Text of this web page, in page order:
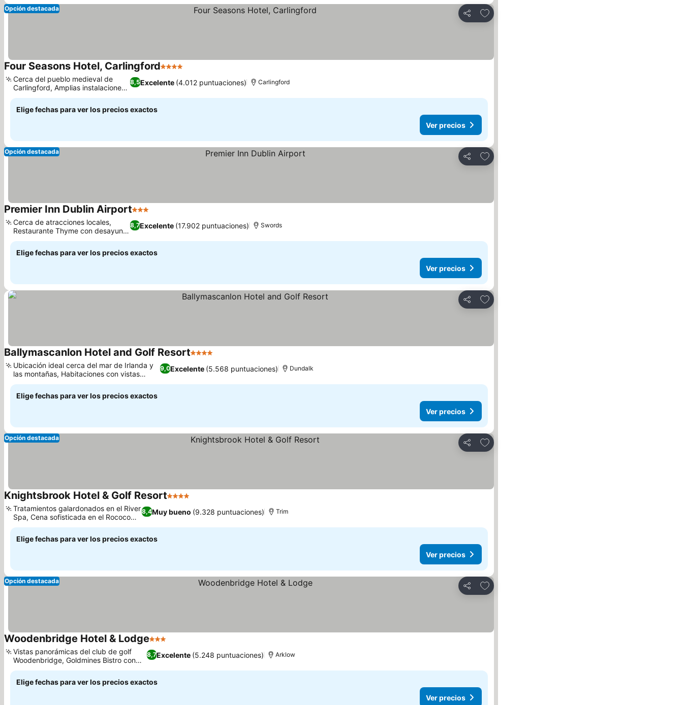
Compartir
Agregar a favoritos
Opción destacada
Four Seasons Hotel, Carlingford4 Estrellas
8,5Excelente (4.012 puntuaciones)
Cerca del pueblo medieval de
Carlingford, Amplias instalaciones
de ocio
Carlingford
Elige fechas para ver los precios exactos
Ver precios
Compartir
Agregar a favoritos
Opción destacada
Premier Inn Dublin Airport3 Estrellas
8,7Excelente (17.902 puntuaciones)
Cerca de atracciones locales,
Restaurante Thyme con desayuno
ilimitado
Swords
Elige fechas para ver los precios exactos
Ver precios
Compartir
Agregar a favoritos
Ballymascanlon Hotel and Golf Resort4 Estrellas
9,0Excelente (5.568 puntuaciones)
Ubicación ideal cerca del mar de Irlanda y
las montañas, Habitaciones con vistas
panorámicas a la finca
Dundalk
Elige fechas para ver los precios exactos
Ver precios
Compartir
Agregar a favoritos
Opción destacada
Knightsbrook Hotel & Golf Resort4 Estrellas
8,4Muy bueno (9.328 puntuaciones)
Tratamientos galardonados en el River
Spa, Cena sofisticada en el Rococo
Restaurant
Trim
Elige fechas para ver los precios exactos
Ver precios
Compartir
Agregar a favoritos
Opción destacada
Woodenbridge Hotel & Lodge3 Estrellas
8,7Excelente (5.248 puntuaciones)
Vistas panorámicas del club de golf
Woodenbridge, Goldmines Bistro con
música en vivo
Arklow
Elige fechas para ver los precios exactos
Ver precios